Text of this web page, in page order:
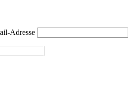
Adresse